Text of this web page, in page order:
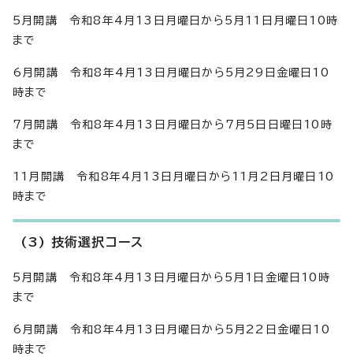
5月開講 令和8年4月13日月曜日から5月11日月曜日10時
まで
6月開講 令和8年4月13日月曜日から5月29日金曜日10
時まで
7月開講 令和8年4月13日月曜日から7月5日日曜日10時
まで
11月開講 令和8年4月13日月曜日から11月2日月曜日10
時まで
(3) 技術選択コース
5月開講 令和8年4月13日月曜日から5月1日金曜日10時
まで
6月開講 令和8年4月13日月曜日から5月22日金曜日10
時まで